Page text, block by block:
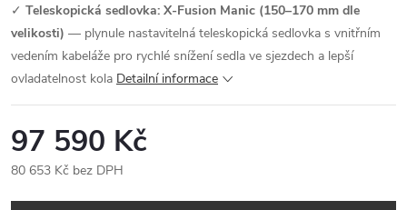
✓ Teleskopická sedlovka: X-Fusion Manic (150–170 mm dle
velikosti) — plynule nastavitelná teleskopická sedlovka s vnitřním
vedením kabeláže pro rychlé snížení sedla ve sjezdech a lepší
ovladatelnost kola Detailní informace
97 590 Kč
80 653 Kč bez DPH